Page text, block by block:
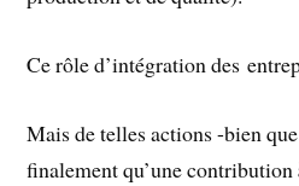
Ce rôle d’intégration des
Mais de telles actions -bien
finalement qu’une contribution